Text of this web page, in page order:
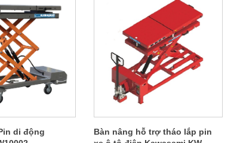
di động
Bàn nâng hỗ trợ tháo lắp pin